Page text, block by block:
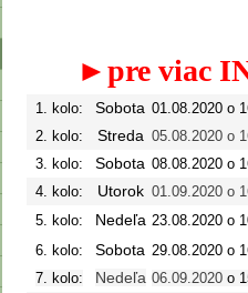
►pre viac
1. kolo: Sobota 01.08.2020 o
2. kolo:
Streda 05.08.2020 o
3. kolo:
Sobota 08.08.2020 o
4. kolo:
Utorok 01.09.2020 o
5. kolo:
Nedeľa 23.08.2020 o
6. kolo:
Sobota 29.08.2020 o
7. kolo:
Nedeľa 06.09.2020 o